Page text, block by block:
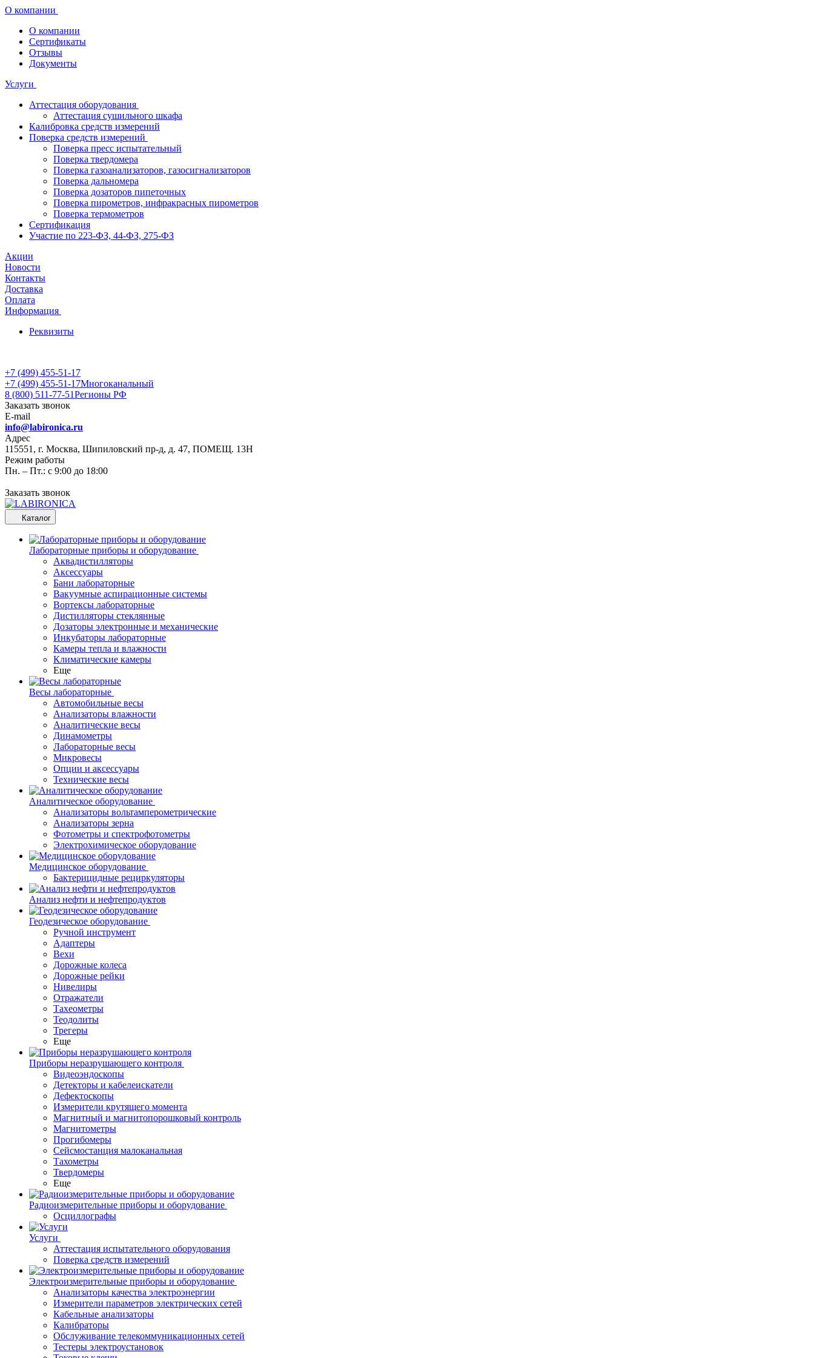
О компании
О компании
Сертификаты
Отзывы
Документы
Услуги
Аттестация оборудования
Аттестация сушильного шкафа
Калибровка средств измерений
Поверка средств измерений
Поверка пресс испытательный
Поверка твердомера
Поверка газоанализаторов, газосигнализаторов
Поверка дальномера
Поверка дозаторов пипеточных
Поверка пирометров, инфракрасных пирометров
Поверка термометров
Сертификация
Участие по 223-ФЗ, 44-ФЗ, 275-ФЗ
Акции
Новости
Контакты
Доставка
Оплата
Информация
Реквизиты
+7 (499) 455-51-17
+7 (499) 455-51-17Многоканальный
8 (800) 511-77-51Регионы РФ
Заказать звонок
E-mail
info@labironica.ru
Адрес
115551, г. Москва, Шипиловский пр-д, д. 47, ПОМЕЩ. 13Н
Режим работы
Пн. – Пт.: с 9:00 до 18:00
Заказать звонок
Каталог
Лабораторные приборы и оборудование
Аквадистилляторы
Аксессуары
Бани лабораторные
Вакуумные аспирационные системы
Вортексы лабораторные
Дистилляторы стеклянные
Дозаторы электронные и механические
Инкубаторы лабораторные
Камеры тепла и влажности
Климатические камеры
Еще
Весы лабораторные
Автомобильные весы
Анализаторы влажности
Аналитические весы
Динамометры
Лабораторные весы
Микровесы
Опции и аксессуары
Технические весы
Аналитическое оборудование
Анализаторы вольтамперометрические
Анализаторы зерна
Фотометры и спектрофотометры
Электрохимическое оборудование
Медицинское оборудование
Бактерицидные рециркуляторы
Анализ нефти и нефтепродуктов
Геодезическое оборудование
Ручной инструмент
Адаптеры
Вехи
Дорожные колеса
Дорожные рейки
Нивелиры
Отражатели
Тахеометры
Теодолиты
Трегеры
Еще
Приборы неразрушающего контроля
Видеоэндоскопы
Детекторы и кабелеискатели
Дефектоскопы
Измерители крутящего момента
Магнитный и магнитопорошковый контроль
Магнитометры
Прогибомеры
Сейсмостанция малоканальная
Тахометры
Твердомеры
Еще
Радиоизмерительные приборы и оборудование
Осциллографы
Услуги
Аттестация испытательного оборудования
Поверка средств измерений
Электроизмерительные приборы и оборудование
Анализаторы качества электроэнергии
Измерители параметров электрических сетей
Кабельные анализаторы
Калибраторы
Обслуживание телекоммуникационных сетей
Тестеры электроустановок